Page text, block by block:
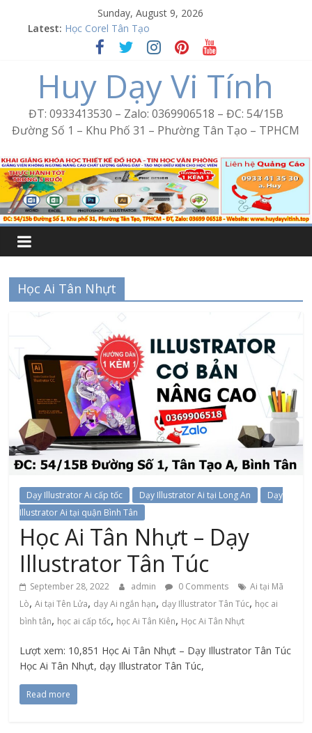
Sunday, August 9, 2026
Latest: Học Corel Tân Tạo
Cách tạo USB Boot bằng Ventoy
Khóa học Photoshop tại Tân Tạo
Excel Bình Trị Đông – Vi tính văn phòng cấp tốc
Word Bình Trị Đông – Tin học văn phòng cấp tốc
Huy Dạy Vi Tính
ĐT: 0933413530 – Zalo: 0369906518 – ĐC: 54/15B
Đường Số 1 – Khu Phố 31 – Phường Tân Tạo – TPHCM
Học Ai Tân Nhựt
Dạy Illustrator Ai cấp tốc Dạy Illustrator Ai tại Long An
Dạy
Illustrator Ai tại quận Bình Tân
Học Ai Tân Nhựt – Dạy
Illustrator Tân Túc
September 28, 2022 admin 0 Comments
Ai tại Mã
Lò,Ai tại Tên Lửa, dạy Ai ngắn hạn, dạy Illustrator Tân Túc, học ai
bình tân, học ai cấp tốc, học Ai Tân Kiên, Học Ai Tân Nhựt
Lượt xem: 10,851 Học Ai Tân Nhựt – Dạy Illustrator Tân Túc
Học Ai Tân Nhựt, dạy Illustrator Tân Túc,
Read more